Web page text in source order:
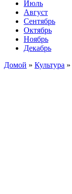
Июль
Август
Сентябрь
Октябрь
Ноябрь
Декабрь
Домой » Культура »